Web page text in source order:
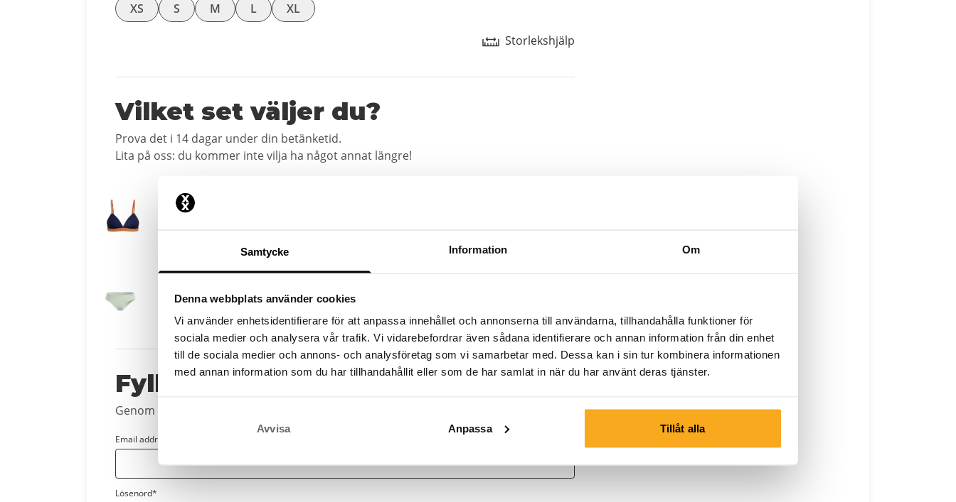
Samtycke Information Om
Denna webbplats använder cookies
Vi använder enhetsidentifierare för att anpassa innehållet och annonserna till användarna, tillhandahålla funktioner för
sociala medier och analysera vår trafik. Vi vidarebefordrar även sådana identifierare och annan information från din enhet
till de sociala medier och annons- och analysföretag som vi samarbetar med. Dessa kan i sin tur kombinera informationen
med annan information som du har tillhandahållit eller som de har samlat in när du har använt deras tjänster.
Avvisa Anpassa Tillåt alla
XS S M L XL
Storlekshjälp
Vilket set väljer du?
Prova det i 14 dagar under din betänketid.
Lita på oss: du kommer inte vilja ha något annat längre!
Välj din storlek för att välja design
Fyll i dina uppgifter.
Genom att fortsätta skapar du ditt konto och får din första gratis set.
Email address*
Lösenord*